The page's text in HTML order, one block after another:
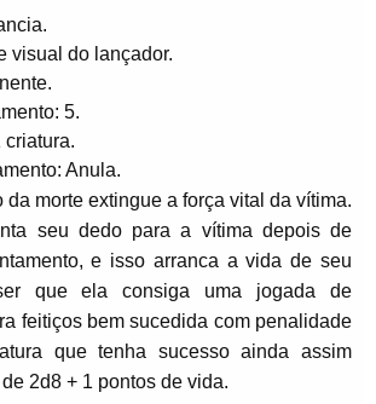
visual do lançador.
5.
criatura.
Anula.
da morte extingue a força vital da vítima.
seu dedo para a vítima depois de
e isso arranca a vida de seu
que ela consiga uma jogada de
feitiços bem sucedida com penalidade
que tenha sucesso ainda assim
2d8 + 1 pontos de vida.